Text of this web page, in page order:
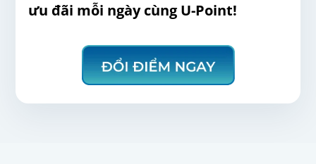
ưu đãi mỗi ngày cùng U-Point!